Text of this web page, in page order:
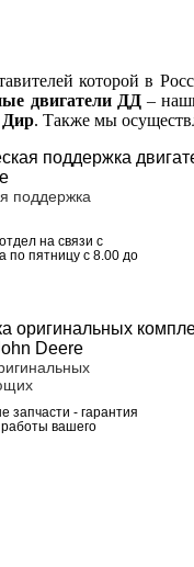
которой в
двигатели ДД –
. Также мы
поддержка
на связи с
по пятницу с 8.00 до
запчасти - гарантия
вашего